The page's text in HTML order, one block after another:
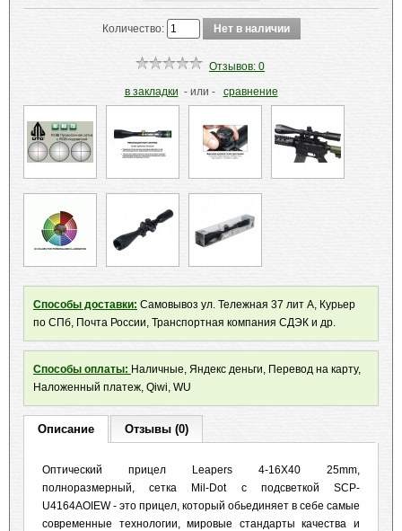
Количество:
Отзывов: 0
в закладки - или - сравнение
Способы доставки: Самовывоз ул. Тележная 37 лит А, Курьер
по СПб, Почта России, Транспортная компания СДЭК и др.
Способы оплаты: Наличные, Яндекс деньги, Перевод на карту,
Наложенный платеж, Qiwi, WU
Описание Отзывы (0)
Оптический прицел Leapers 4-16X40 25mm,
полноразмерный, сетка Mil-Dot с подсветкой SCP-
U4164AOIEW - это прицел, который обьединяет в себе самые
современные технологии, мировые стандарты качества и